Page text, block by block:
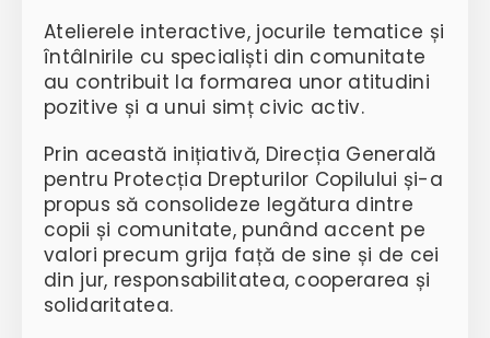
Atelierele interactive, jocurile tematice și
întâlnirile cu specialiști din comunitate
au contribuit la formarea unor atitudini
pozitive și a unui simț civic activ.
Prin această inițiativă, Direcția Generală
pentru Protecția Drepturilor Copilului și-a
propus să consolideze legătura dintre
copii și comunitate, punând accent pe
valori precum grija față de sine și de cei
din jur, responsabilitatea, cooperarea și
solidaritatea.